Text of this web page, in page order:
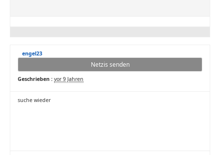
engel23
Netzis senden
Geschrieben : vor 9 Jahren
suche wieder